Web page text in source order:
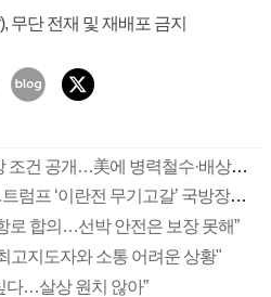
무단 전재 및 재배포 금지
이란, 호르무즈 해협 재개방 조건 공개…美에 병력철수·배상금 요구
전쟁 중인데 바닥난 탄약…트럼프 ‘이란전 무기고갈’ 국방장관 질책
로 합의…선박 안전은 보장 못해”
고지도자와 소통 어려운 상황"
다…살상 원치 않아”